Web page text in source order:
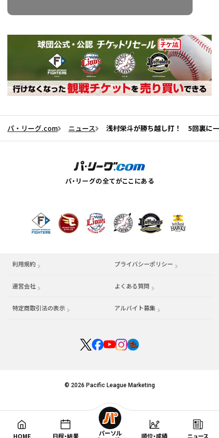
パ・リーグ.com ニュース 浅村栄斗が勝ち越し打！ 5回裏に
利用規約 プライバシーポリシー
運営会社 （別ウィンドウで開く） よくある質問
特定商取引法の表示 アルバイト募集 （別ウィンドウで開く
© 2026 Pacific League Marketing
HOME 日程・結果
パーソル
順位・成績 ニュース